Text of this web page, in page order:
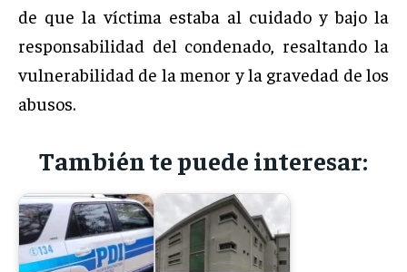
de que la víctima estaba al cuidado y bajo la
responsabilidad del condenado, resaltando la
vulnerabilidad de la menor y la gravedad de los
abusos.
También te puede interesar: